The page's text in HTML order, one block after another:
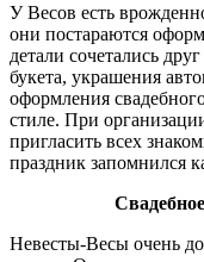
У Весов есть
они постараются
детали сочетались
букета, украшения
оформления
стиле. При
пригласить всех
праздник запомнился
Невесты-Весы очень